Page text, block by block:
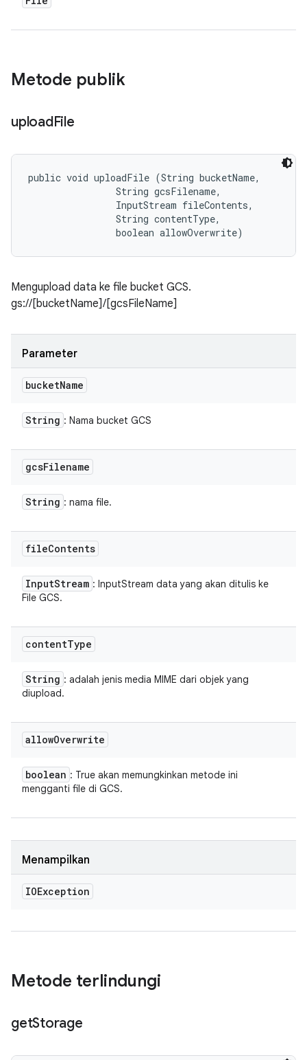
Metode publik
uploadFile
public void uploadFile (String bucketName,
                String gcsFilename,
                InputStream fileContents,
                String contentType,
                boolean allowOverwrite)
Mengupload data ke file bucket GCS.
gs://[bucketName]/[gcsFileName]
Parameter
bucketName
String : Nama bucket GCS
gcsFilename
String : nama file.
fileContents
InputStream : InputStream data yang akan ditulis ke
File GCS.
contentType
String : adalah jenis media MIME dari objek yang
diupload.
allowOverwrite
boolean : True akan memungkinkan metode ini
mengganti file di GCS.
Menampilkan
IOException
Metode terlindungi
getStorage